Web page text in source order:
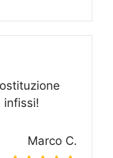
infissi!
Marco C.